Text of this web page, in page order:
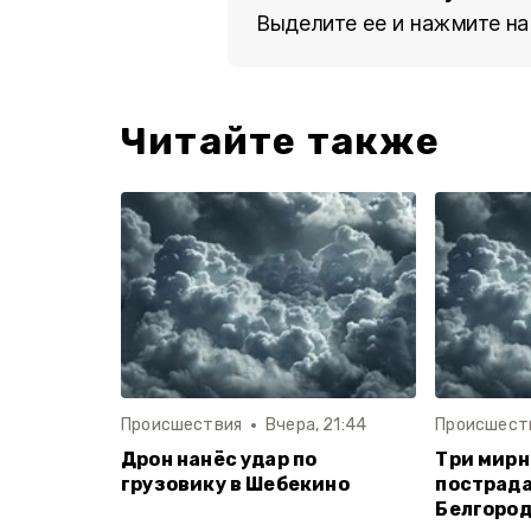
Выделите ее и нажмите на
Читайте также
Происшествия Вчера, 21:44
Дрон нанёс удар по
грузовику в Шебекино
Три